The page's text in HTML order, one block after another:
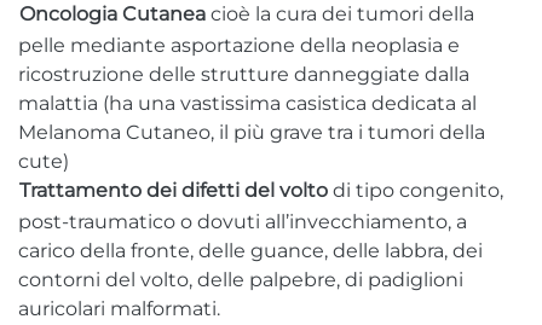
Oncologia Cutanea cioè la cura dei tumori della
pelle mediante asportazione della neoplasia e
ricostruzione delle strutture danneggiate dalla
malattia (ha una vastissima casistica dedicata al
Melanoma Cutaneo, il più grave tra i tumori della
cute)
Trattamento dei difetti del volto di tipo congenito,
post-traumatico o dovuti all’invecchiamento, a
carico della fronte, delle guance, delle labbra, dei
contorni del volto, delle palpebre, di padiglioni
auricolari malformati.